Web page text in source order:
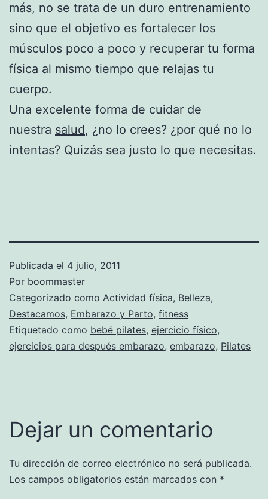
más, no se trata de un duro entrenamiento
sino que el objetivo es fortalecer los
músculos poco a poco y recuperar tu forma
física al mismo tiempo que relajas tu
cuerpo.
Una excelente forma de cuidar de
nuestra salud, ¿no lo crees? ¿por qué no lo
intentas? Quizás sea justo lo que necesitas.
Publicada el 4 julio, 2011
Por boommaster
Categorizado como Actividad física, Belleza,
Destacamos, Embarazo y Parto, fitness
Etiquetado como bebé pilates, ejercicio físico,
ejercicios para después embarazo, embarazo, Pilates
Dejar un comentario
Tu dirección de correo electrónico no será publicada.
Los campos obligatorios están marcados con *